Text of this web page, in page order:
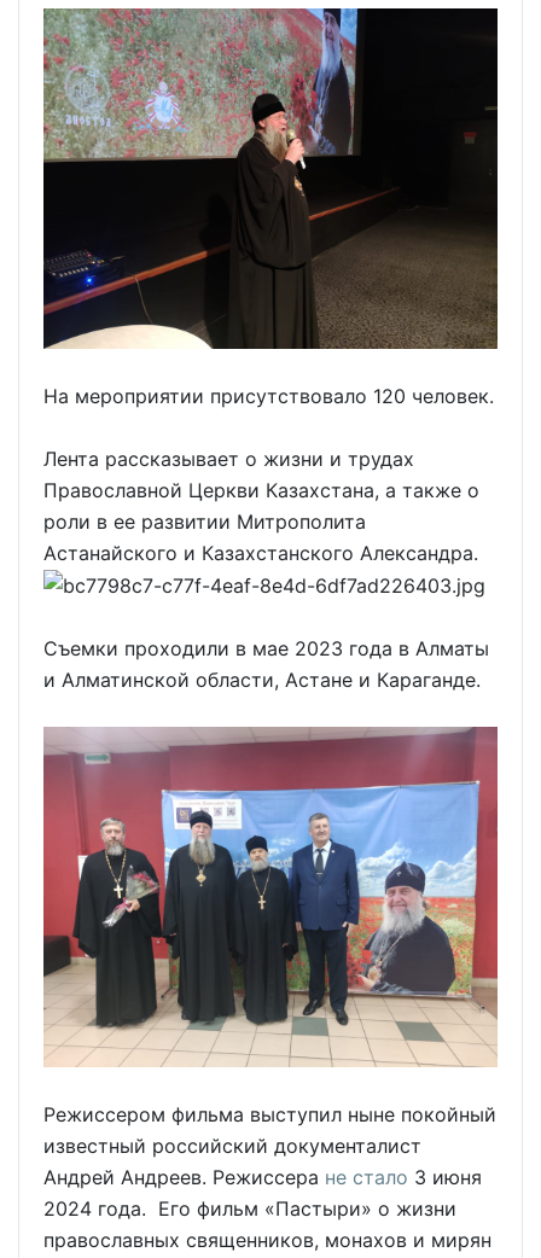
На мероприятии присутствовало 120 человек.
Лента рассказывает о жизни и трудах
Православной Церкви Казахстана, а также о
роли в ее развитии Митрополита
Астанайского и Казахстанского Александра.
Съемки проходили в мае 2023 года в Алматы
и Алматинской области, Астане и Караганде.
Режиссером фильма выступил ныне покойный
известный российский документалист
Андрей Андреев. Режиссера не стало 3 июня
2024 года. Его фильм «Пастыри» о жизни
православных священников, монахов и мирян